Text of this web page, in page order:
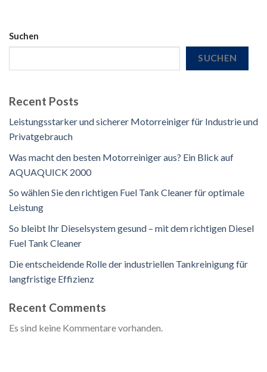
Suchen
SUCHEN
Recent Posts
Leistungsstarker und sicherer Motorreiniger für Industrie und
Privatgebrauch
Was macht den besten Motorreiniger aus? Ein Blick auf
AQUAQUICK 2000
So wählen Sie den richtigen Fuel Tank Cleaner für optimale
Leistung
So bleibt Ihr Dieselsystem gesund – mit dem richtigen Diesel
Fuel Tank Cleaner
Die entscheidende Rolle der industriellen Tankreinigung für
langfristige Effizienz
Recent Comments
Es sind keine Kommentare vorhanden.